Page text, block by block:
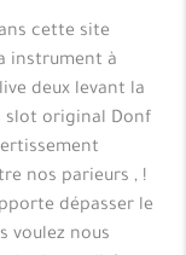
cette site
instrument à
deux levant la
slot original Donf
nos parieurs , !
dépasser le
voulez nous